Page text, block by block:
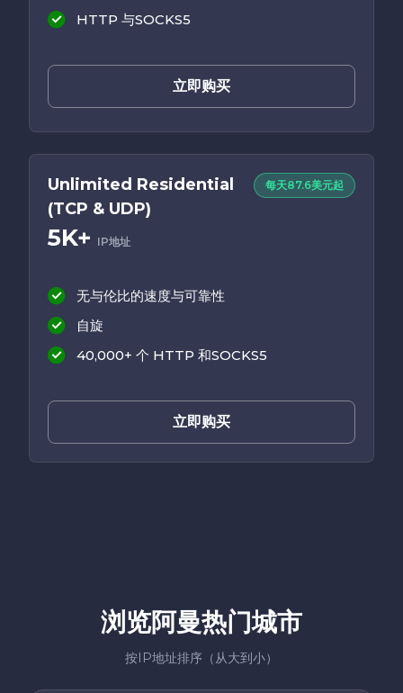
HTTP 与SOCKS5
立即购买
Unlimited Residential
(TCP & UDP)
5K+ IP地址
每天87.6美元起
无与伦比的速度与可靠性
自旋
40,000+ 个 HTTP 和SOCKS5
立即购买
浏览阿曼热门城市
按IP地址排序（从大到小）